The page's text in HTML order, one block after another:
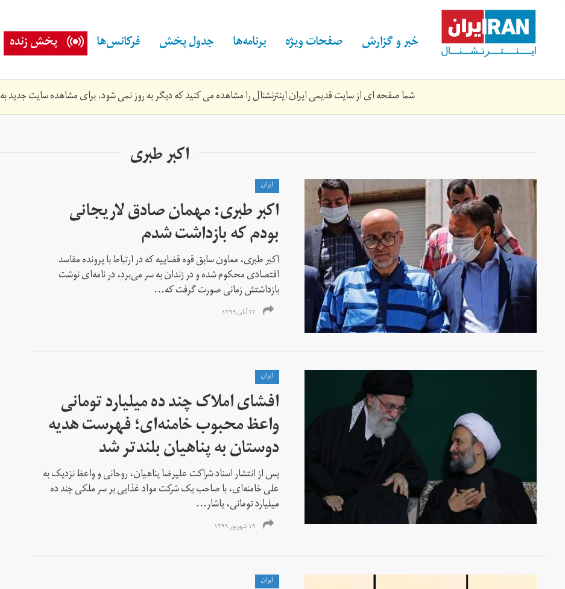
content خبر و گزارش صفحات ویژه برنامه‌ها جدول پخش فرکانس‌ها پخش زنده
شما صفحه ای از سایت قدیمی ایران اینترنشنال را مشاهده می کنید که دیگر به روز نمی شود. برای مشاهده سایت جدید به
اکبر طبری
ايران
اکبر طبری: مهمان صادق لاریجانی
بودم که بازداشت شدم
اکبر طبری، معاون سابق قوه قضاییه که در ارتباط با پرونده مفاسد
اقتصادی محکوم شده و در زندان به سر می‌برد،‌ در نامه‌ای نوشت
بازداشتش زمانی صورت گرفت که...
۲۷ آبان ۱۳۹۹
ايران
افشای املاک چند ده میلیارد تومانی
واعظ محبوب خامنه‌ای؛ فهرست هدیه
دوستان به پناهیان بلندتر شد
پس از انتشار اسناد شراکت علیرضا پناهیان، روحانی و واعظ نزدیک به
علی خامنه‌ای، با صاحب یک شرکت مواد غذایی بر سر ملکی چند ده
میلیارد تومانی، یاشار...
۱۹ شهریور ۱۳۹۹
ايران